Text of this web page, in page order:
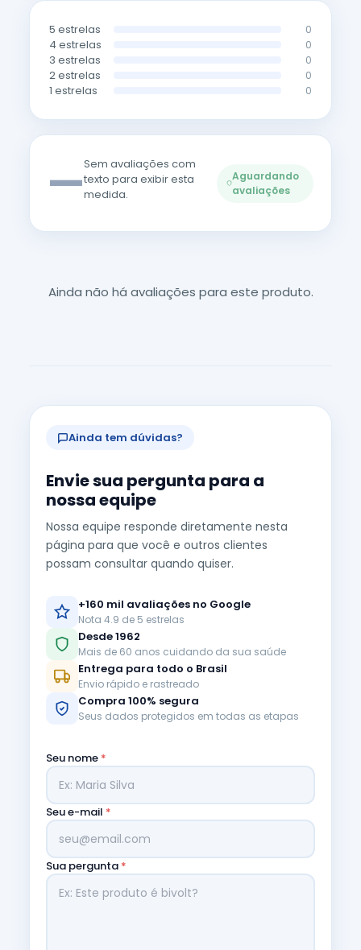
5 estrelas 0
4 estrelas 0
3 estrelas 0
2 estrelas 0
1 estrelas 0
—Sem avaliações com
texto para exibir esta
medida.
Aguardando
avaliações
Ainda não há avaliações para este produto.
Ainda tem dúvidas?
Envie sua pergunta para a
nossa equipe
Nossa equipe responde diretamente nesta
página para que você e outros clientes
possam consultar quando quiser.
+160 mil avaliações no Google
Nota 4.9 de 5 estrelas
Desde 1962
Mais de 60 anos cuidando da sua saúde
Entrega para todo o Brasil
Envio rápido e rastreado
Compra 100% segura
Seus dados protegidos em todas as etapas
Seu nome *
Seu e-mail *
Sua pergunta *